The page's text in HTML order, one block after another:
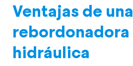
Ventajas de una
rebordonadora
hidráulica